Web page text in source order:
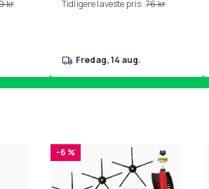
kr Tidligere laveste pris: 76 kr
fredag, 14 aug.
-6 %